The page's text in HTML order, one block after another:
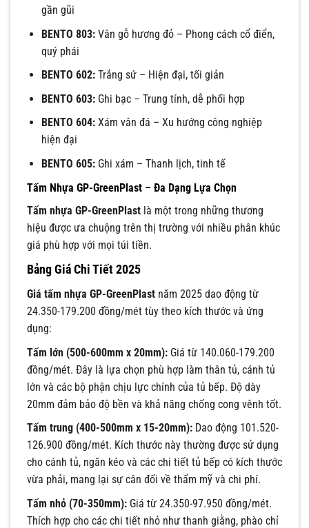
gần gũi
BENTO 803:Vân gỗ hương đỏ – Phong cách cổ điển,
quý phái
BENTO 602:Trắng sứ – Hiện đại, tối giản
BENTO 603:Ghi bạc – Trung tính, dễ phối hợp
BENTO 604:Xám vân đá – Xu hướng công nghiệp
hiện đại
BENTO 605:Ghi xám – Thanh lịch, tinh tế
Tấm Nhựa GP-GreenPlast – Đa Dạng Lựa Chọn
Tấm nhựa GP-GreenPlast là một trong những thương
hiệu được ưa chuộng trên thị trường với nhiều phân khúc
giá phù hợp với mọi túi tiền.
Bảng Giá Chi Tiết 2025
Giá tấm nhựa GP-GreenPlast năm 2025 dao động từ
24.350-179.200 đồng/mét tùy theo kích thước và ứng
dụng:
Tấm lớn (500-600mm x 20mm): Giá từ 140.060-179.200
đồng/mét. Đây là lựa chọn phù hợp làm thân tủ, cánh tủ
lớn và các bộ phận chịu lực chính của tủ bếp. Độ dày
20mm đảm bảo độ bền và khả năng chống cong vênh tốt.
Tấm trung (400-500mm x 15-20mm): Dao động 101.520-
126.900 đồng/mét. Kích thước này thường được sử dụng
cho cánh tủ, ngăn kéo và các chi tiết tủ bếp có kích thước
vừa phải, mang lại sự cân đối về thẩm mỹ và chi phí.
Tấm nhỏ (70-350mm): Giá từ 24.350-97.950 đồng/mét.
Thích hợp cho các chi tiết nhỏ như thanh giằng, phào chỉ